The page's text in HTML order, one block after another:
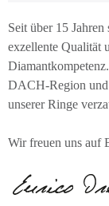
Seit über 15
exzellente Qualität
DACH-Region und
unserer Ringe
Wir freuen uns auf